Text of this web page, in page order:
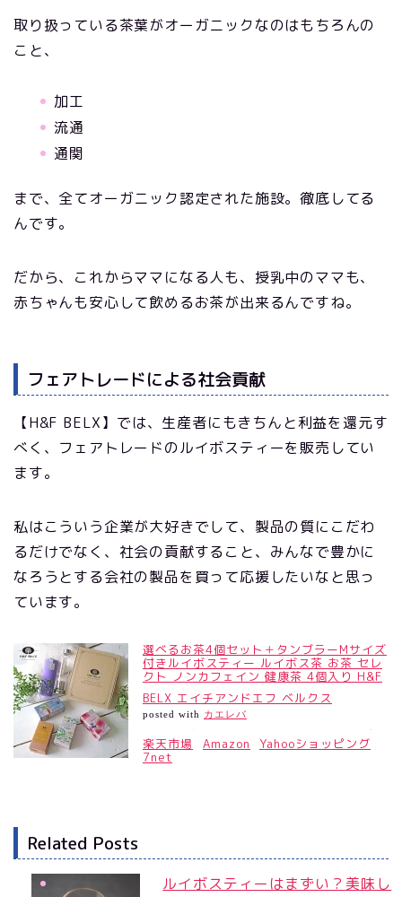
取り扱っている茶葉がオーガニックなのはもちろんの
こと、
加工
流通
通関
まで、全てオーガニック認定された施設。徹底してる
んです。
だから、これからママになる人も、授乳中のママも、
赤ちゃんも安心して飲めるお茶が出来るんですね。
フェアトレードによる社会貢献
【H&F BELX】では、生産者にもきちんと利益を還元す
べく、フェアトレードのルイボスティーを販売してい
ます。
私はこういう企業が大好きでして、製品の質にこだわ
るだけでなく、社会の貢献すること、みんなで豊かに
なろうとする会社の製品を買って応援したいなと思っ
ています。
選べるお茶4個セット＋タンブラーMサイズ
付きルイボスティー ルイボス茶 お茶 セレ
クト ノンカフェイン 健康茶 4個入り H&F
BELX エイチアンドエフ ベルクス
posted with カエレバ
楽天市場 Amazon
Yahooショッピング
7net
Related Posts
ルイボスティーはまずい？美味し